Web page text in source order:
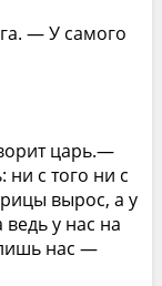
— У самого
царь.—
с того ни с
вырос, а у
у нас на
нас —